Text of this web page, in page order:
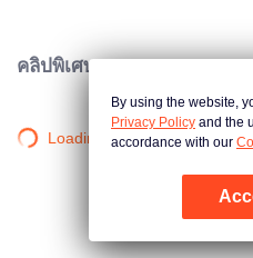
คลิปพิเศษ
Loading…
By using the website,
Privacy Policy and the
accordance with our